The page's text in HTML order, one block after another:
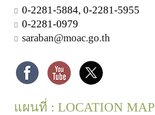
0-2281-5884, 0-2281-5955
0-2281-0979
saraban@moac.go.th
แผนที่ : LOCATION MAP